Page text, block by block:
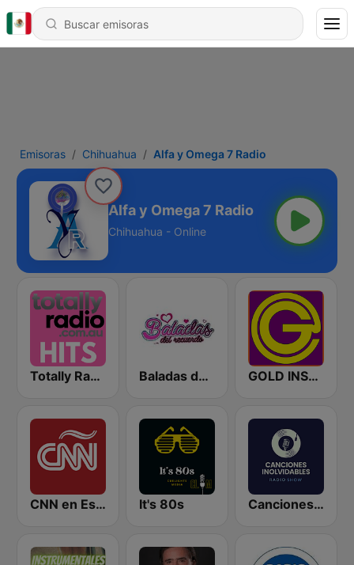
Emisoras Chihuahua Alfa y Omega 7 Radio
Alfa y Omega 7 Radio
Chihuahua - Online
Totally Radio Hits Baladas del Recuerdo GOLD INSTRUMENTAL
CNN en Español It's 80s Canciones Inolvidables